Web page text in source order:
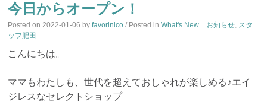
TO
CONTENT
今日からオープン！
Posted on2022-01-06 byfavorinico / Posted inWhat's New お知らせ, スタ
ッフ肥田
こんにちは。
ママもわたしも、世代を超えておしゃれが楽しめる♪エイ
ジレスなセレクトショップ